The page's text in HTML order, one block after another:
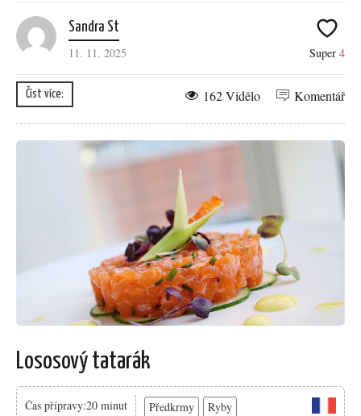
Sandra St
11. 11. 2025
Super 4
Číst více: Komentář
162 Vidělo
Lososový tatarák
Čas přípravy:20 minut Předkrmy Ryby